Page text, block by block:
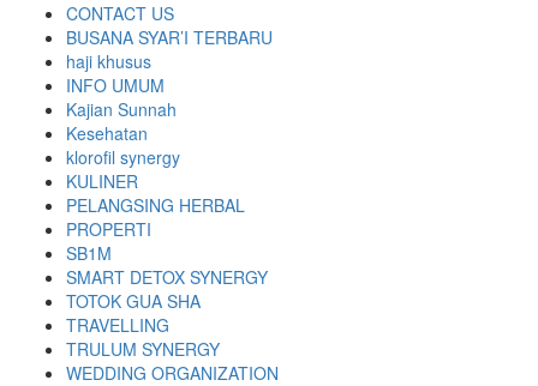
CONTACT US
BUSANA SYAR’I TERBARU
haji khusus
INFO UMUM
Kajian Sunnah
Kesehatan
klorofil synergy
KULINER
PELANGSING HERBAL
PROPERTI
SB1M
SMART DETOX SYNERGY
TOTOK GUA SHA
TRAVELLING
TRULUM SYNERGY
WEDDING ORGANIZATION